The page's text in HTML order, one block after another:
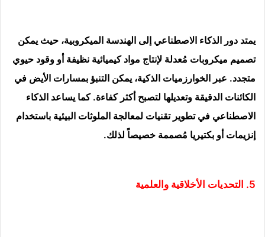
يمتد دور الذكاء الاصطناعي إلى الهندسة الميكروبية، حيث يمكن
تصميم ميكروبات مُعدلة لإنتاج مواد كيميائية نظيفة أو وقود حيوي
متجدد. عبر الخوارزميات الذكية، يمكن التنبؤ بمسارات الأيض في
الكائنات الدقيقة وتعديلها لتصبح أكثر كفاءة. كما يساعد الذكاء
الاصطناعي في تطوير تقنيات لمعالجة الملوثات البيئية باستخدام
إنزيمات أو بكتيريا مُصممة خصيصاً لذلك.
5. التحديات الأخلاقية والعلمية